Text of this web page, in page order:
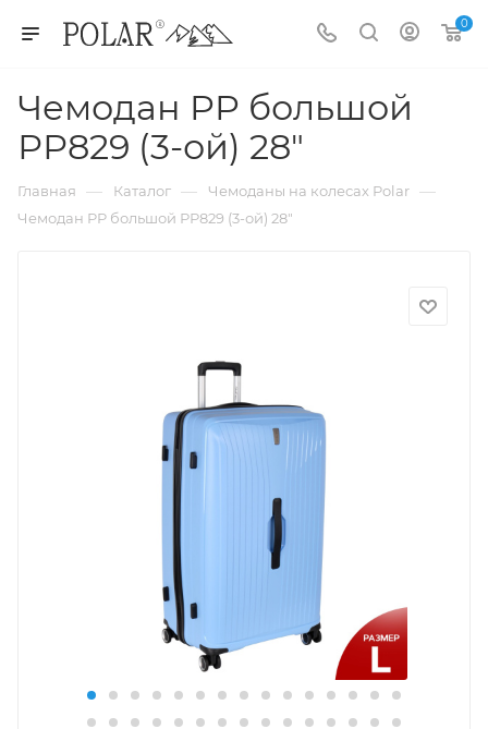
0
Чемодан PP большой
РР829 (3-ой) 28"
Главная — Каталог — Чемоданы на колесах Polar —
Чемодан PP большой РР829 (3-ой) 28"